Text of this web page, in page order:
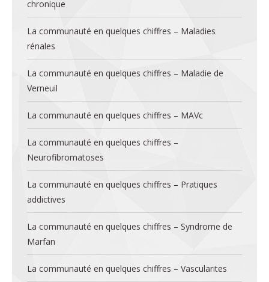
chronique
La communauté en quelques chiffres – Maladies
rénales
La communauté en quelques chiffres – Maladie de
Verneuil
La communauté en quelques chiffres – MAVc
La communauté en quelques chiffres –
Neurofibromatoses
La communauté en quelques chiffres – Pratiques
addictives
La communauté en quelques chiffres – Syndrome de
Marfan
La communauté en quelques chiffres – Vascularites